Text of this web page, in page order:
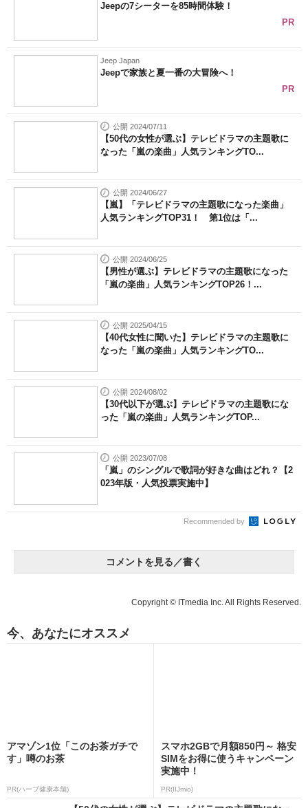
Jeepの7シーターを85時間体験！
PR
Jeep Japan
Jeepで家族と夏一番の大冒険へ！
PR
公開 2024/07/11
【50代の女性が選ぶ】テレビドラマの主題歌に
なった「嵐の楽曲」人気ランキングTO...
公開 2024/06/27
【嵐】「テレビドラマの主題歌になった楽曲」
人気ランキングTOP31！ 第1位は「...
公開 2024/06/25
【男性が選ぶ】テレビドラマの主題歌になった
「嵐の楽曲」人気ランキングTOP26！...
公開 2025/04/15
【40代女性に聞いた】テレビドラマの主題歌に
なった「嵐の楽曲」人気ランキングTO...
公開 2024/08/02
【30代以下が選ぶ】テレビドラマの主題歌にな
った「嵐の楽曲」人気ランキングTOP...
公開 2023/07/08
「嵐」のシングルで歌詞が好きな曲はどれ？【2
023年版・人気投票実施中】
Recommended by
コメントを見る／書く
Copyright © ITmedia Inc. All Rights Reserved.
今、あなたにオススメ
アマゾン1位「このお茶ガチで
す」噂のお茶
PR(ハーブ健康本舗)
スマホ2GBで月額850円～ 格安
SIMをお得に使うキャンペーン
実施中！
PR(IIJmio)